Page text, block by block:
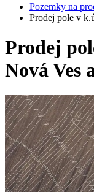
Pozemky na
Prodej pole v
Prodej
Nová Ves